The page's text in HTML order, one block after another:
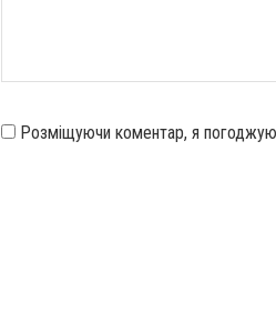
Розміщуючи коментар, я